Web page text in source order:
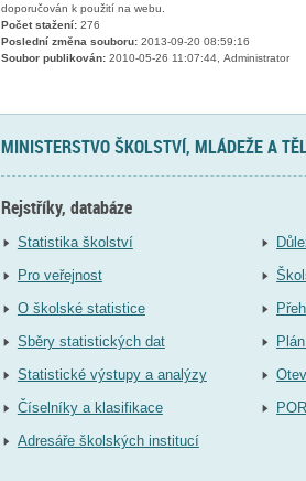
doporučován k použití na webu.
Počet stažení:276
Poslední změna souboru:2013-09-20 08:59:16
Soubor publikován:2010-05-26 11:07:44, Administrator
MINISTERSTVO ŠKOLSTVÍ, MLÁDEŽE A
Rejstříky, databáze
Statistika školství
Pro veřejnost
O školské statistice
Sběry statistických dat
Statistické výstupy a analýzy
Číselníky a klasifikace
Adresáře školských institucí